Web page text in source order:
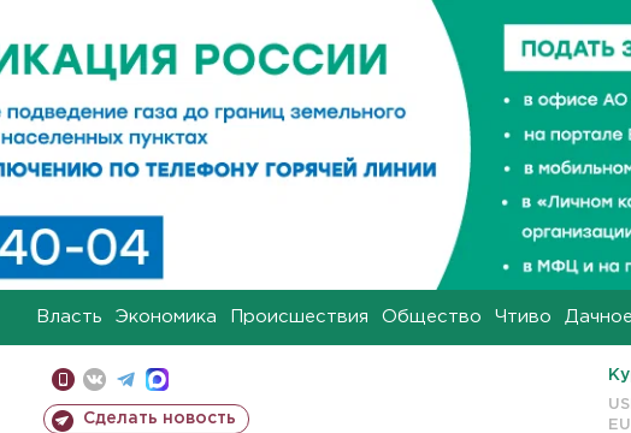
Власть Экономика Происшествия Общество Чтиво
Сделать новость